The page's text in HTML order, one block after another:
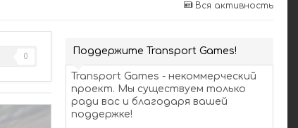
Вся активность
0
Поддержите Transport Games!
Transport Games - некоммерческий
проект. Мы существуем только
ради вас и благодаря вашей
поддержке!